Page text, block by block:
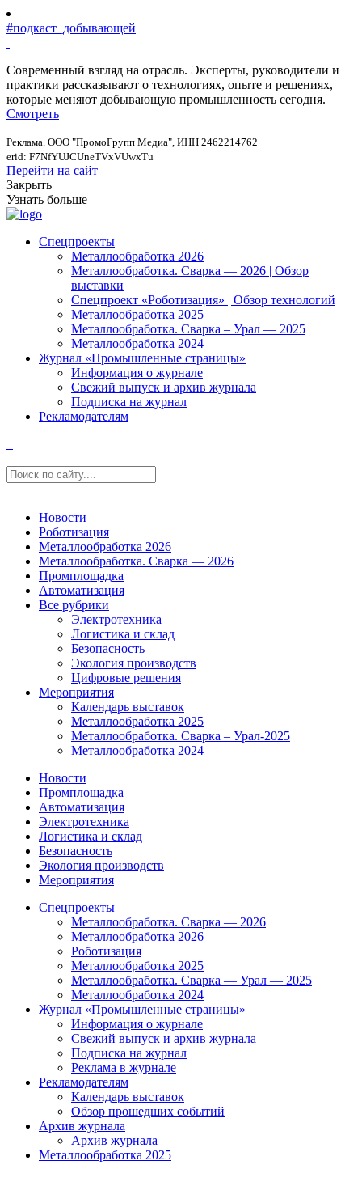
#подкаст_добывающей
Современный взгляд на отрасль. Эксперты, руководители и
практики рассказывают о технологиях, опыте и решениях,
которые меняют добывающую промышленность сегодня.
Смотреть
Реклама. ООО "ПромоГрупп Медиа", ИНН 2462214762
erid: F7NfYUJCUneTVxVUwxTu
Перейти на сайт
Закрыть
Узнать больше
Спецпроекты
Металлообработка 2026
Металлообработка. Сварка — 2026 | Обзор
выставки
Спецпроект «Роботизация» | Обзор технологий
Металлообработка 2025
Металлообработка. Сварка – Урал — 2025
Металлообработка 2024
Журнал «Промышленные страницы»
Информация о журнале
Свежий выпуск и архив журнала
Подписка на журнал
Рекламодателям
Новости
Роботизация
Металлообработка 2026
Металлообработка. Сварка — 2026
Промплощадка
Автоматизация
Все рубрики
Электротехника
Логистика и склад
Безопасность
Экология производств
Цифровые решения
Мероприятия
Календарь выставок
Металлообработка 2025
Металлообработка. Сварка – Урал-2025
Металлообработка 2024
Новости
Промплощадка
Автоматизация
Электротехника
Логистика и склад
Безопасность
Экология производств
Мероприятия
Спецпроекты
Металлообработка. Сварка — 2026
Металлообработка 2026
Роботизация
Металлообработка 2025
Металлообработка. Сварка — Урал — 2025
Металлообработка 2024
Журнал «Промышленные страницы»
Информация о журнале
Свежий выпуск и архив журнала
Подписка на журнал
Реклама в журнале
Рекламодателям
Календарь выставок
Обзор прошедших событий
Архив журнала
Архив журнала
Металлообработка 2025